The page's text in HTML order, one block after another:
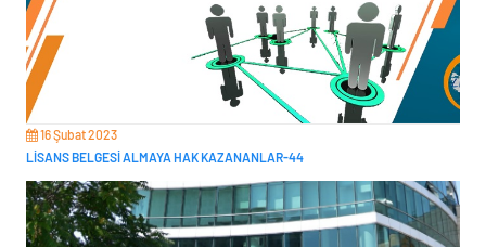
16 Şubat 2023
LİSANS BELGESİ ALMAYA HAK KAZANANLAR-44